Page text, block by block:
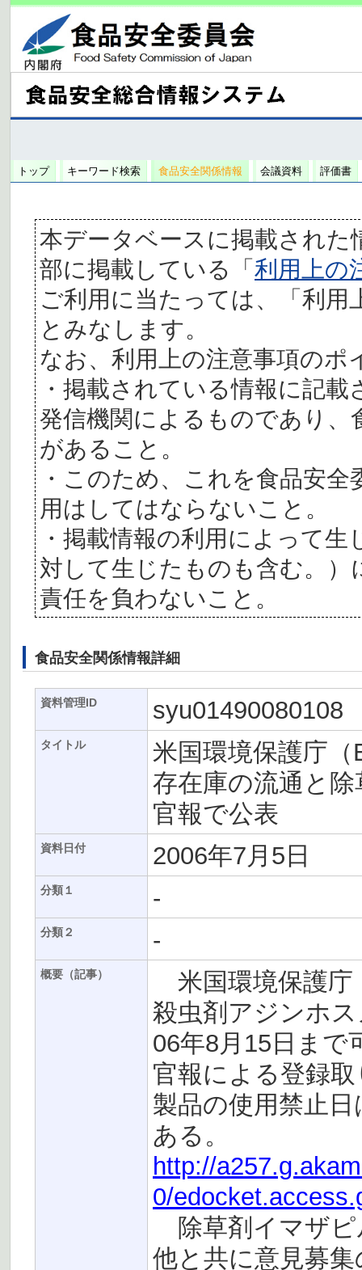
トップ キーワード検索 食品安全関係情報 会議資料 評価書
本データベースに掲載された
部に掲載している「利用上の
ご利用に当たっては、「利
とみなします。
なお、利用上の注意事項の
・掲載されている情報に記
発信機関によるものであり、
があること。
・このため、これを食品安
用はしてはならないこと。
・掲載情報の利用によって
対して生じたものも含む。
責任を負わないこと。
食品安全関係情報詳細
資料管理ID syu01490080108
タイトル
米国環境保護庁
存在庫の流通と
官報で公表
資料日付 2006年7月5日
分類１ -
分類２ -
概要（記事）
米国環境保護庁
殺虫剤アジンホ
06年8月15日まで
官報による登録
製品の使用禁止
ある。
http://
0/
除草剤イマザピ
他と共に意見募